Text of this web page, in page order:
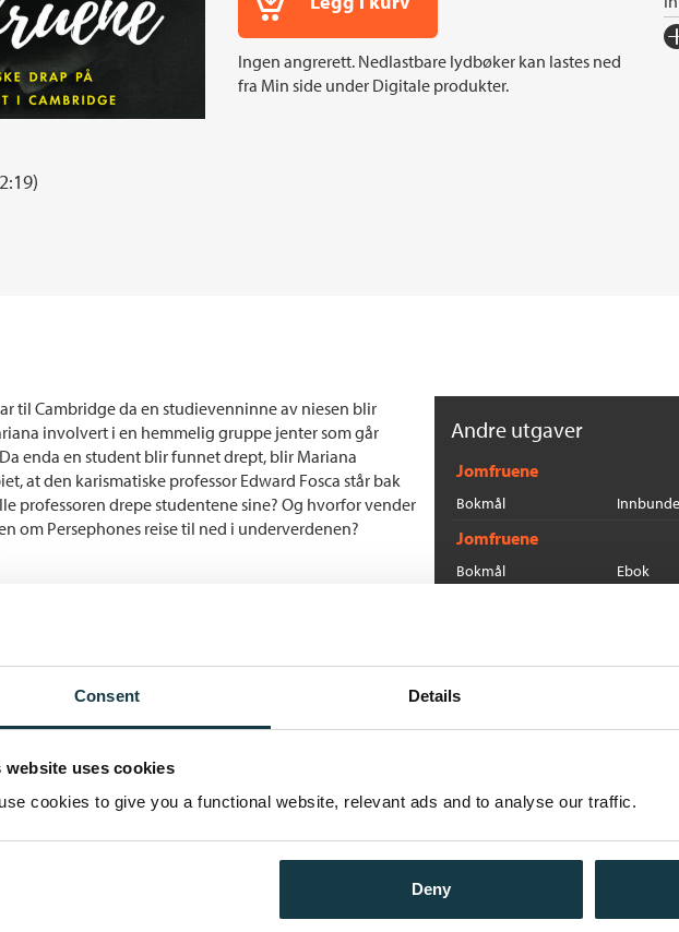
Consent Details
website uses cookies
cookies to give you a functional website, relevant ads and to analyse our traffic.
Deny
Ingen angrerett. Nedlastbare lydbøker kan lastes ned
fra Min side under Digitale produkter.
til Cambridge da en studievenninne av niesen blir
involvert i en hemmelig gruppe jenter som går
enda en student blir funnet drept, blir Mariana
at den karismatiske professor Edward Fosca står bak
professoren drepe studentene sine? Og hvorfor vender
om Persephones reise til ned i underverdenen?
Andre utgaver
Jomfruene
Bokmål
Jomfruene
Bokmål Ebok
Flere bøker av Alex